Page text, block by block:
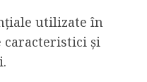
utilizate în
caracteristici și